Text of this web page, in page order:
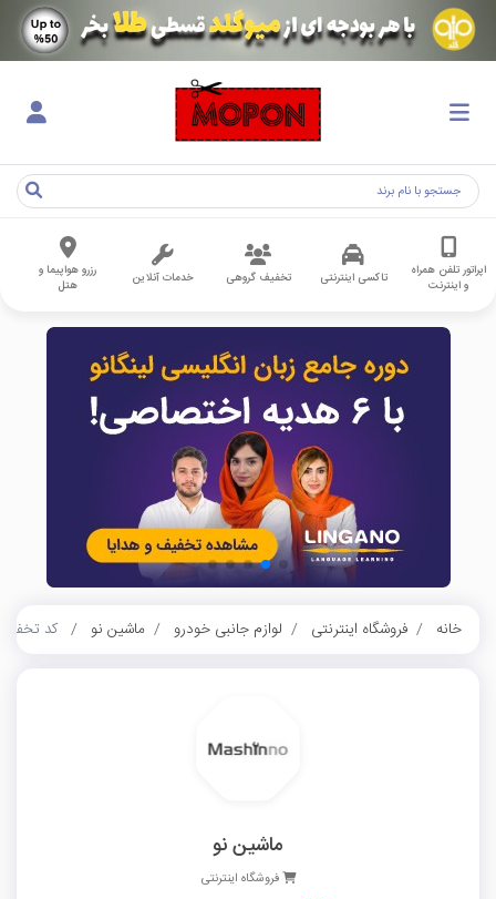
اپراتور تلفن همراه
و اینترنت
تاکسی اینترنتی تخفیف گروهی خدمات آنلاین
رزرو هواپیما و
هتل
خانه فروشگاه اینترنتی لوازم جانبی خودرو ماشین نو کد تخفیف 40 هزار تومانی
ماشین نو
فروشگاه اینترنتی